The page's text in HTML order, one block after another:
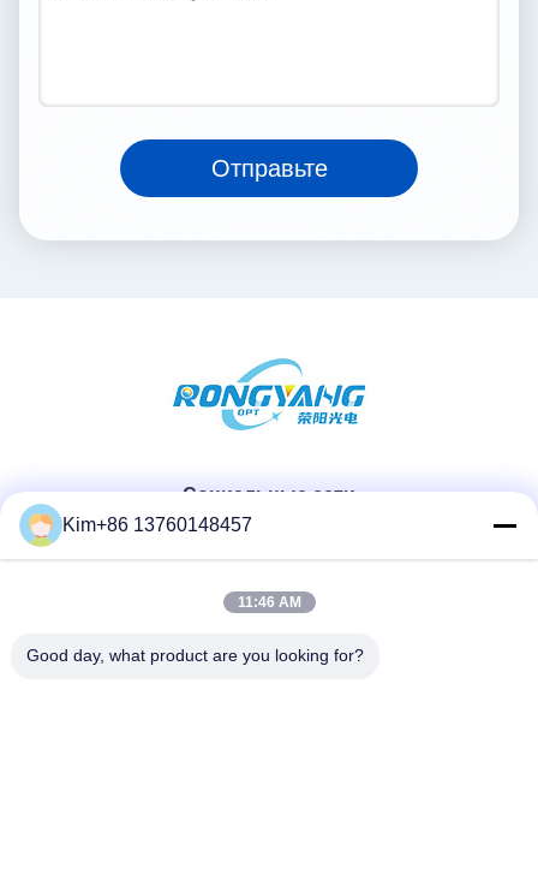
Отправьте
Социальные сети
Быстрый контакт
ТЕЛЕФОН:
Kim+86 13760148457
11:46 AM
Good day, what product are you looking for?